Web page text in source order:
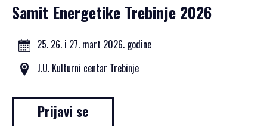
Samit Energetike Trebinje 2026
25. 26. i 27. mart 2026. godine
J.U. Kulturni centar Trebinje
Prijavi se